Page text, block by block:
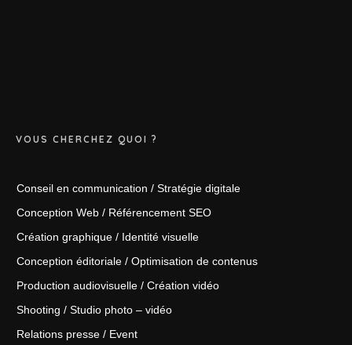
VOUS CHERCHEZ QUOI ?
Conseil en communication / Stratégie digitale
Conception Web / Référencement SEO
Création graphique / Identité visuelle
Conception éditoriale / Optimisation de contenus
Production audiovisuelle / Création vidéo
Shooting / Studio photo – vidéo
Relations presse / Event